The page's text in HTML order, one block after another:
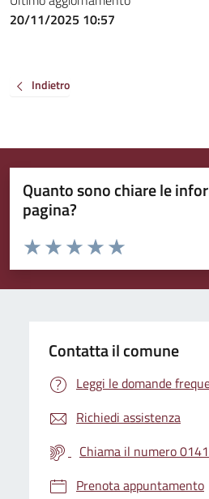
20/11/2025 10:57
Indietro
Quanto sono chiare le
pagina?
Valuta da 1 a 5 stelle la pagina
Valuta 5 stelle su
Valuta 4 stelle su 5
Valuta 3 stelle su 5
Valuta 2 stelle su 5
Valuta 1 stelle su 5
Contatta il comune
Leggi le domande
Richiedi assistenza
Chiama il numero
Prenota appuntamento